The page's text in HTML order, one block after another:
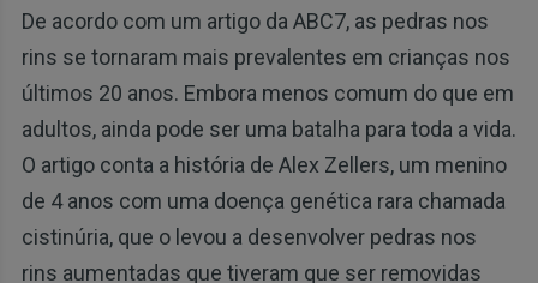
De acordo com um artigo da ABC7, as pedras nos
rins se tornaram mais prevalentes em crianças nos
últimos 20 anos. Embora menos comum do que em
adultos, ainda pode ser uma batalha para toda a vida.
O artigo conta a história de Alex Zellers, um menino
de 4 anos com uma doença genética rara chamada
cistinúria, que o levou a desenvolver pedras nos
rins aumentadas que tiveram que ser removidas